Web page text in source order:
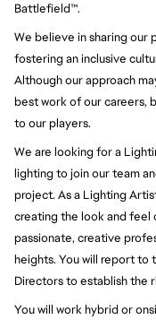
Battlefield™.
We believe in sharing our
fostering an inclusive
Although our approach
best work of our careers,
to our players.
We are looking for a
lighting to join our team
project. As a Lighting
creating the look and feel
passionate, creative
heights. You will report to
Directors to establish the
You will work hybrid or